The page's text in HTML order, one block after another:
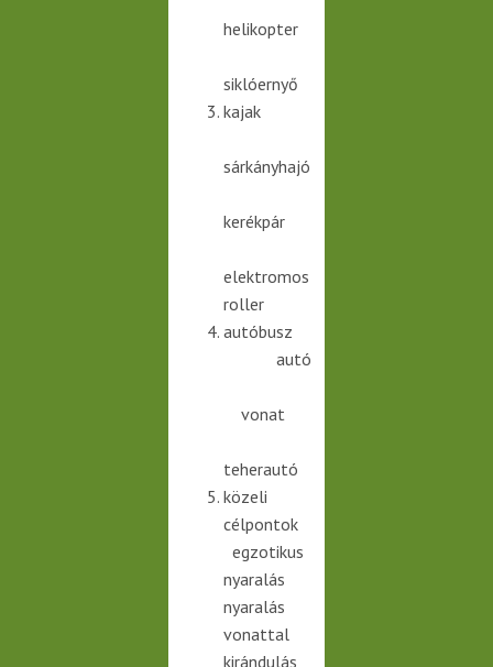
helikopter
siklóernyő
kajak
sárkányhajó
kerékpár
elektromos
roller
autóbusz
autó
vonat
teherautó
közeli
célpontok
egzotikus
nyaralás
nyaralás
vonattal
kirándulás